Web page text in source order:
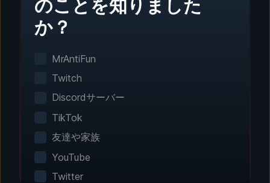
ステップ1 - ダウンロードとインストール
ワンクリック設定
スマートゲーム検出がインストール済みのゲーム
のことを知りました
か？
MrAntiFun
Twitch
Discordサーバー
TikTok
友達や家族
YouTube
Twitter